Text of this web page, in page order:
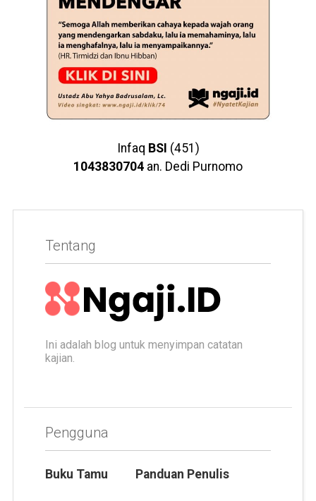
Infaq BSI (451)
1043830704 an. Dedi Purnomo
Tentang
Ini adalah blog untuk menyimpan catatan
kajian.
Pengguna
Buku Tamu Panduan Penulis